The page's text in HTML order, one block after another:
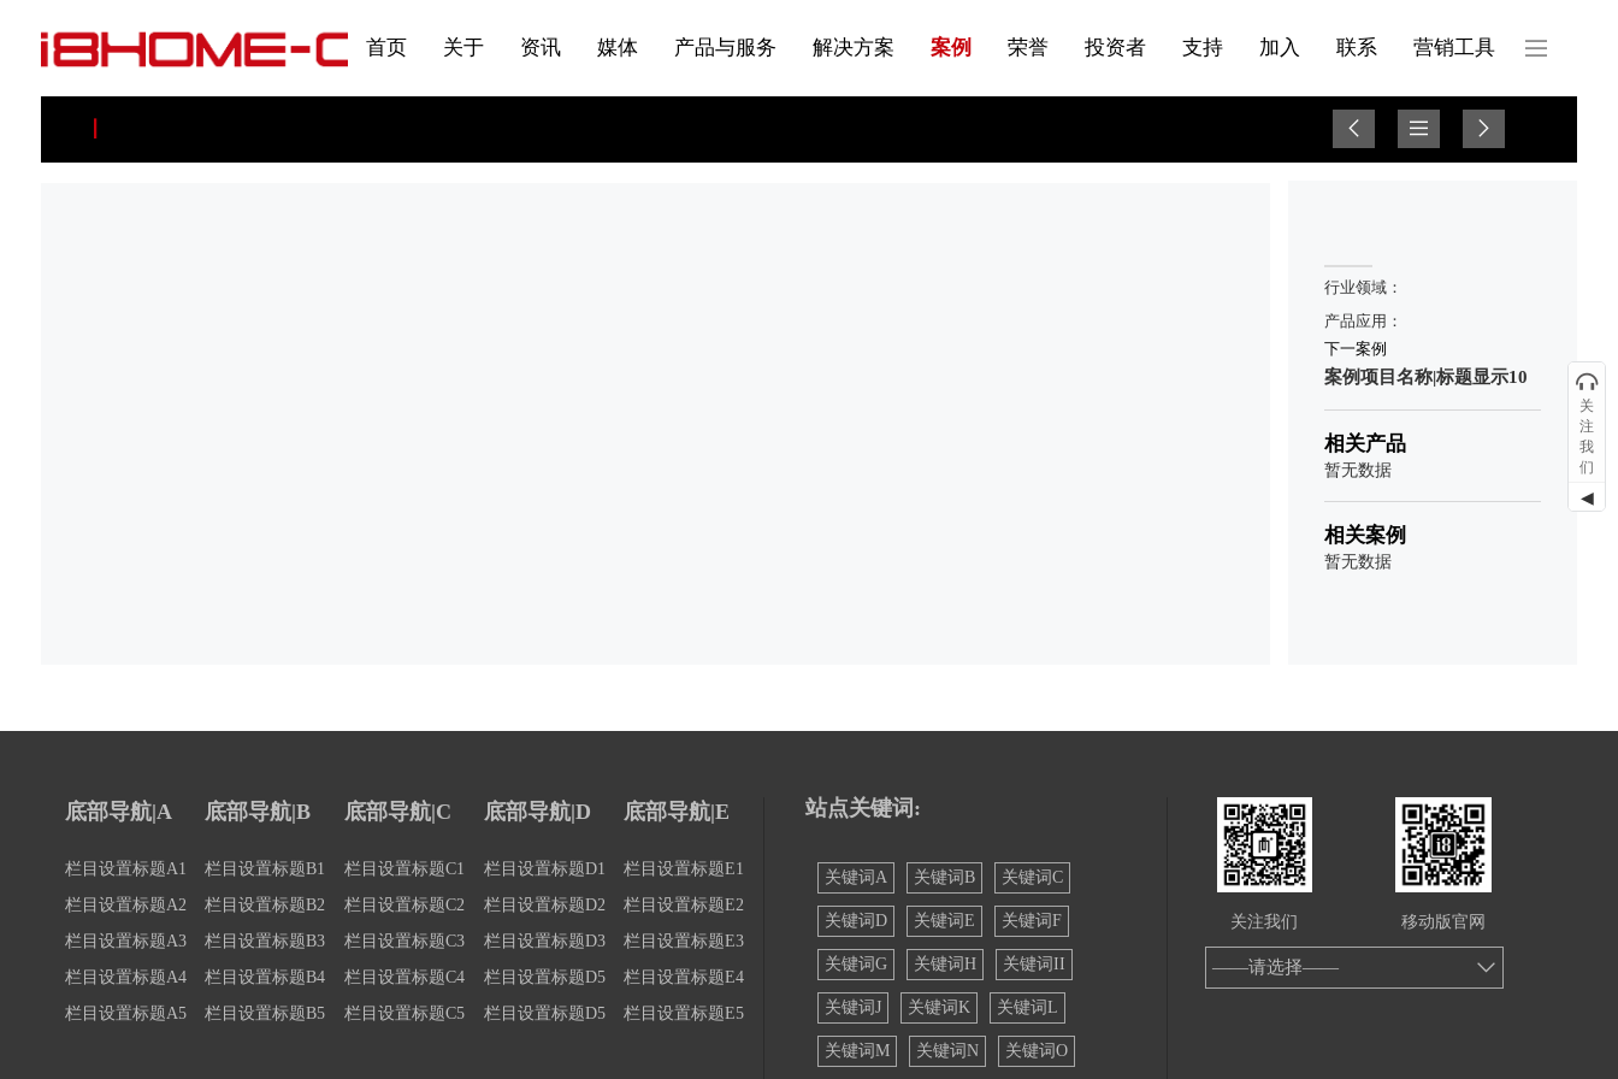
首页 关于
资讯
媒体
刊物专题三
产品与服务
产品&服务系列一 | 第02条
解决方案
案例
应用领域7
荣誉
投资者
支持
加入
联系
营销工具
行业领域：
产品应用：
下一案例
案例项目名称|标题显示10
相关产品
暂无数据
相关案例
暂无数据
底部导航|A
栏目设置标题A1
栏目设置标题A2
栏目设置标题A3
栏目设置标题A4
栏目设置标题A5
底部导航|B
栏目设置标题B1
栏目设置标题B2
栏目设置标题B3
栏目设置标题B4
栏目设置标题B5
底部导航|C
栏目设置标题C1
栏目设置标题C2
栏目设置标题C3
栏目设置标题C4
栏目设置标题C5
底部导航|D
栏目设置标题D1
栏目设置标题D2
栏目设置标题D3
栏目设置标题D5
栏目设置标题D5
底部导航|E
栏目设置标题E1
栏目设置标题E2
栏目设置标题E3
栏目设置标题E4
栏目设置标题E5
站点关键词:
关键词A 关键词B 关键词C
关键词D 关键词E 关键词F
关键词G 关键词H 关键词II
关键词J 关键词K 关键词L
关键词M 关键词N 关键词O
关注我们 移动版官网
——请选择——
关
注
我
们
◀